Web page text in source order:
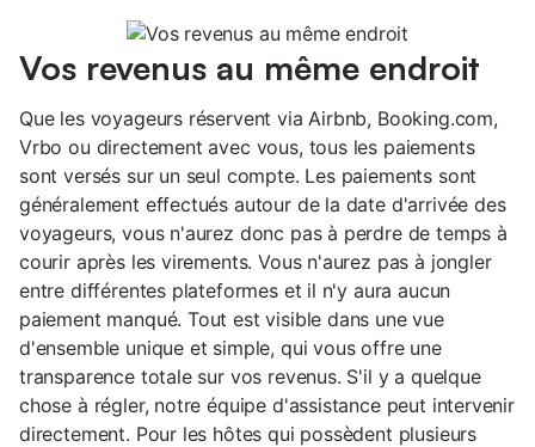
Vos revenus au même endroit
Que les voyageurs réservent via Airbnb, Booking.com,
Vrbo ou directement avec vous, tous les paiements
sont versés sur un seul compte. Les paiements sont
généralement effectués autour de la date d'arrivée des
voyageurs, vous n'aurez donc pas à perdre de temps à
courir après les virements. Vous n'aurez pas à jongler
entre différentes plateformes et il n'y aura aucun
paiement manqué. Tout est visible dans une vue
d'ensemble unique et simple, qui vous offre une
transparence totale sur vos revenus. S'il y a quelque
chose à régler, notre équipe d'assistance peut intervenir
directement. Pour les hôtes qui possèdent plusieurs